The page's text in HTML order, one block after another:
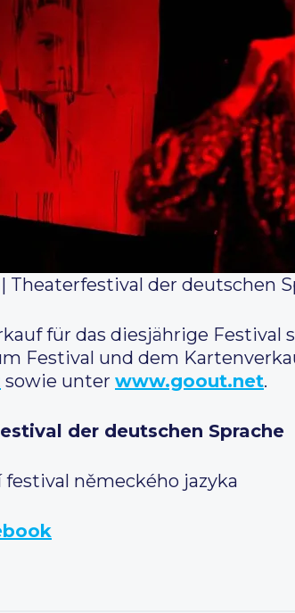
Theaterfestival der deutschen
für das diesjährige Festival
Festival und dem
sowie unter www.goout.net.
der deutschen Sprache
festival německého jazyka